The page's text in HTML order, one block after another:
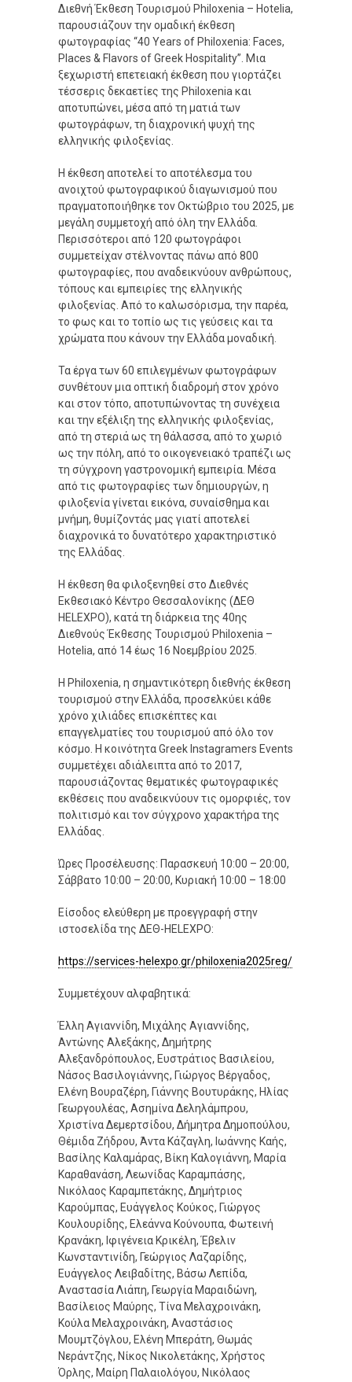
Διεθνή Έκθεση Τουρισμού Philoxenia – Hotelia,
παρουσιάζουν την ομαδική έκθεση
φωτογραφίας “40 Years of Philoxenia: Faces,
Places & Flavors of Greek Hospitality”. Μια
ξεχωριστή επετειακή έκθεση που γιορτάζει
τέσσερις δεκαετίες της Philoxenia και
αποτυπώνει, μέσα από τη ματιά των
φωτογράφων, τη διαχρονική ψυχή της
ελληνικής φιλοξενίας.
Η έκθεση αποτελεί το αποτέλεσμα του
ανοιχτού φωτογραφικού διαγωνισμού που
πραγματοποιήθηκε τον Οκτώβριο του 2025, με
μεγάλη συμμετοχή από όλη την Ελλάδα.
Περισσότεροι από 120 φωτογράφοι
συμμετείχαν στέλνοντας πάνω από 800
φωτογραφίες, που αναδεικνύουν ανθρώπους,
τόπους και εμπειρίες της ελληνικής
φιλοξενίας. Από το καλωσόρισμα, την παρέα,
το φως και το τοπίο ως τις γεύσεις και τα
χρώματα που κάνουν την Ελλάδα μοναδική.
Τα έργα των 60 επιλεγμένων φωτογράφων
συνθέτουν μια οπτική διαδρομή στον χρόνο
και στον τόπο, αποτυπώνοντας τη συνέχεια
και την εξέλιξη της ελληνικής φιλοξενίας,
από τη στεριά ως τη θάλασσα, από το χωριό
ως την πόλη, από το οικογενειακό τραπέζι ως
τη σύγχρονη γαστρονομική εμπειρία. Μέσα
από τις φωτογραφίες των δημιουργών, η
φιλοξενία γίνεται εικόνα, συναίσθημα και
μνήμη, θυμίζοντάς μας γιατί αποτελεί
διαχρονικά το δυνατότερο χαρακτηριστικό
της Ελλάδας.
Η έκθεση θα φιλοξενηθεί στο Διεθνές
Εκθεσιακό Κέντρο Θεσσαλονίκης (ΔΕΘ
HELEXPO), κατά τη διάρκεια της 40ης
Διεθνούς Έκθεσης Τουρισμού Philoxenia –
Hotelia, από 14 έως 16 Νοεμβρίου 2025.
Η Philoxenia, η σημαντικότερη διεθνής έκθεση
τουρισμού στην Ελλάδα, προσελκύει κάθε
χρόνο χιλιάδες επισκέπτες και
επαγγελματίες του τουρισμού από όλο τον
κόσμο. Η κοινότητα Greek Instagramers Events
συμμετέχει αδιάλειπτα από το 2017,
παρουσιάζοντας θεματικές φωτογραφικές
εκθέσεις που αναδεικνύουν τις ομορφιές, τον
πολιτισμό και τον σύγχρονο χαρακτήρα της
Ελλάδας.
Ώρες Προσέλευσης: Παρασκευή 10:00 – 20:00,
Σάββατο 10:00 – 20:00, Κυριακή 10:00 – 18:00
Είσοδος ελεύθερη με προεγγραφή στην
ιστοσελίδα της ΔΕΘ-HELEXPO:
https://services-helexpo.gr/philoxenia2025reg/
Συμμετέχουν αλφαβητικά:
Έλλη Αγιαννίδη, Μιχάλης Αγιαννίδης,
Αντώνης Αλεξάκης, Δημήτρης
Αλεξανδρόπουλος, Ευστράτιος Βασιλείου,
Νάσος Βασιλογιάννης, Γιώργος Βέργαδος,
Ελένη Βουραζέρη, Γιάννης Βουτυράκης, Ηλίας
Γεωργουλέας, Ασημίνα Δεληλάμπρου,
Χριστίνα Δεμερτσίδου, Δήμητρα Δημοπούλου,
Θέμιδα Ζήδρου, Άντα Κάζαγλη, Ιωάννης Καής,
Βασίλης Καλαμάρας, Βίκη Καλογιάννη, Μαρία
Καραθανάση, Λεωνίδας Καραμπάσης,
Νικόλαος Καραμπετάκης, Δημήτριος
Καρούμπας, Ευάγγελος Κούκος, Γιώργος
Κουλουρίδης, Ελεάννα Κούνουπα, Φωτεινή
Κρανάκη, Ιφιγένεια Κρικέλη, Έβελιν
Κωνσταντινίδη, Γεώργιος Λαζαρίδης,
Ευάγγελος Λειβαδίτης, Βάσω Λεπίδα,
Αναστασία Λιάπη, Γεωργία Μαραιδώνη,
Βασίλειος Μαύρης, Τίνα Μελαχροινάκη,
Κούλα Μελαχροινάκη, Αναστάσιος
Μουμτζόγλου, Ελένη Μπεράτη, Θωμάς
Νεράντζης, Νίκος Νικολετάκης, Χρήστος
Όρλης, Μαίρη Παλαιολόγου, Νικόλαος